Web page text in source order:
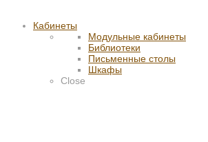
Кабинеты
Модульные кабинеты
Библиотеки
Письменные столы
Шкафы
Close